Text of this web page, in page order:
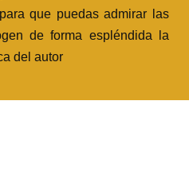
que puedas admirar las
de forma espléndida la
del autor